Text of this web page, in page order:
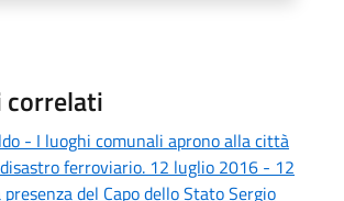
correlati
- I luoghi comunali aprono alla città
ferroviario. 12 luglio 2016 - 12
del Capo dello Stato Sergio